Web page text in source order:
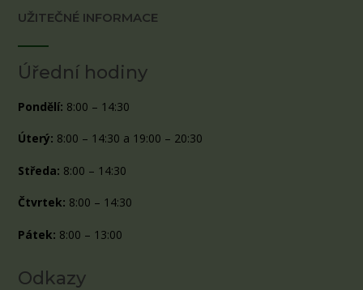
UŽITEČNÉ INFORMACE
Úřední hodiny
Pondělí: 8:00 – 14:30
Úterý: 8:00 – 14:30 a 19:00 – 20:30
Středa: 8:00 – 14:30
Čtvrtek: 8:00 – 14:30
Pátek: 8:00 – 13:00
Odkazy